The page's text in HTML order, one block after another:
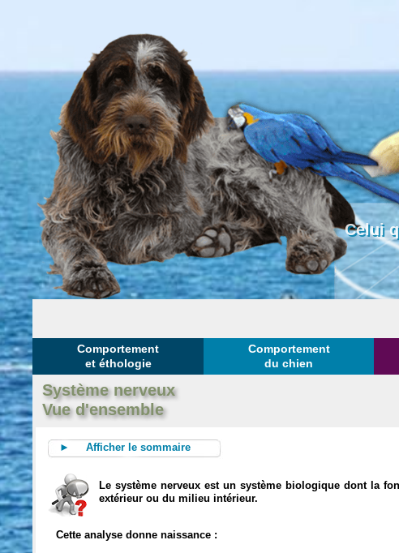
Celui
Comportement
et éthologie
Comportement
du chien
Système nerveux
Vue d'ensemble
► Afficher le sommaire
Le système nerveux est un système biologique dont la
extérieur ou du milieu intérieur.
Cette analyse donne naissance :